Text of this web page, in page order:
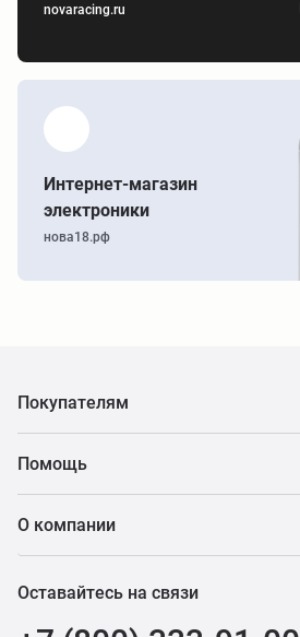
novaracing.ru
Интернет-магазин
электроники
нова18.рф
Покупателям
Помощь
О компании
Оставайтесь на связи